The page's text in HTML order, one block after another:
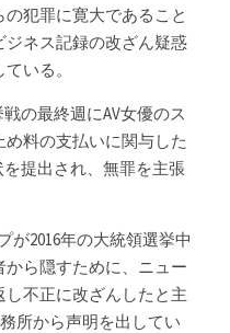
犯罪に寛大であること
ネス記録の改ざん疑惑
いる。
の最終週にAV女優のス
め料の支払いに関与した
提出され、無罪を主張
が2016年の大統領選挙中
ら隠すために、ニュー
不正に改ざんしたと主
所から声明を出してい